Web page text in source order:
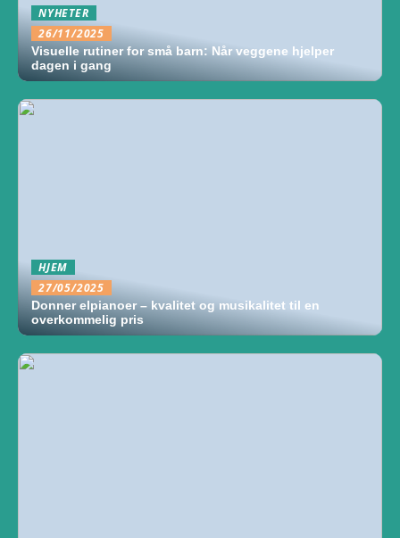
NYHETER
26/11/2025
Visuelle rutiner for små barn: Når veggene hjelper
dagen i gang
HJEM
27/05/2025
Donner elpianoer – kvalitet og musikalitet til en
overkommelig pris